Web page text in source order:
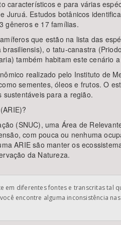
característicos e para várias
Juruá. Estudos botânicos
gêneros e 17 famílias.
que estão na lista das
o tatu-canastra
também habitam este cenário
realizado pelo Instituto de
sementes, óleos e frutos. O
para a região.
(SNUC), uma Área de
com pouca ou nenhuma
ARIE são manter os
da Natureza.
diferentes fontes e transcritas tal
encontre alguma inconsistência